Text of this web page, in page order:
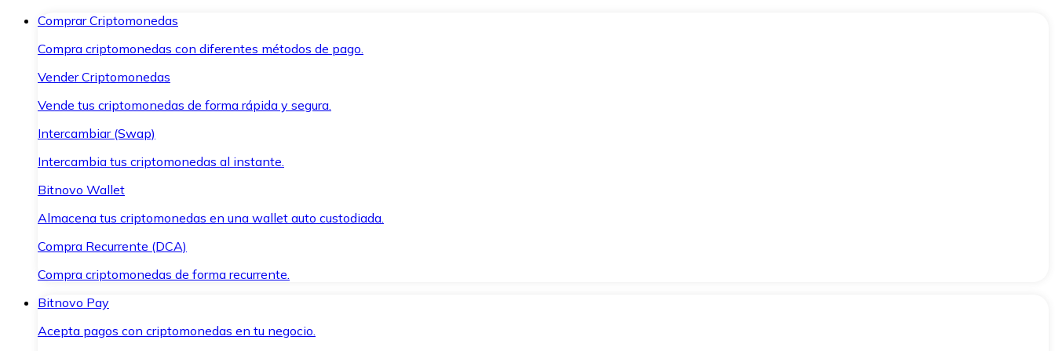
Comprar Criptomonedas
Compra criptomonedas con diferentes métodos de pago.
Vender Criptomonedas
Vende tus criptomonedas de forma rápida y segura.
Intercambiar (Swap)
Intercambia tus criptomonedas al instante.
Bitnovo Wallet
Almacena tus criptomonedas en una wallet auto custodiada.
Compra Recurrente (DCA)
Compra criptomonedas de forma recurrente.
Bitnovo Pay
Acepta pagos con criptomonedas en tu negocio.